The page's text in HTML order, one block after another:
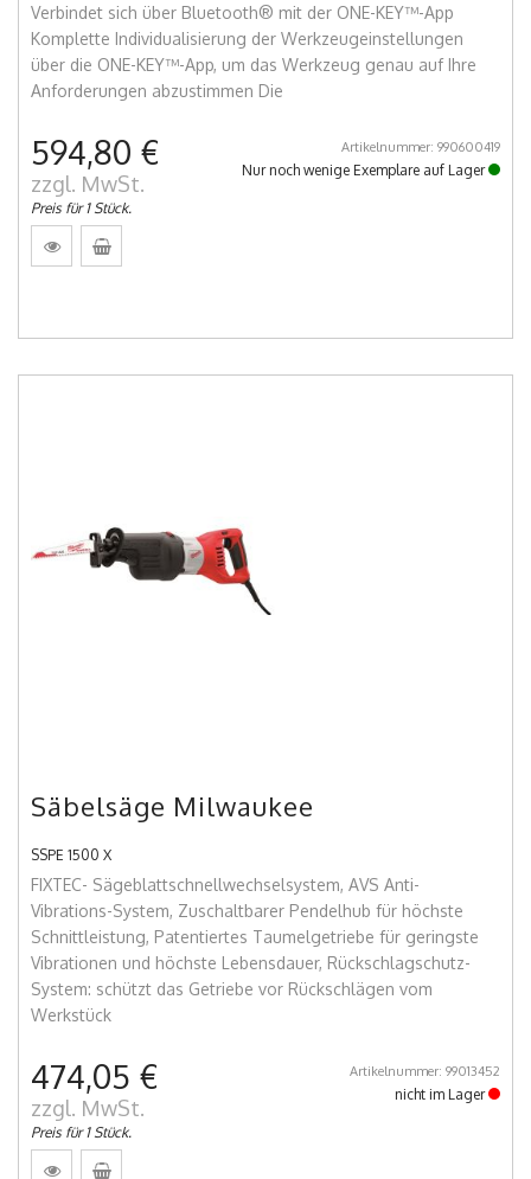
Verbindet sich über Bluetooth® mit der ONE-KEY™-App
Komplette Individualisierung der Werkzeugeinstellungen
über die ONE-KEY™-App, um das Werkzeug genau auf Ihre
Anforderungen abzustimmen Die
594,80 €
zzgl. MwSt.
Preis für 1 Stück.
Artikelnummer: 990600419
Nur noch wenige Exemplare auf Lager
Säbelsäge Milwaukee
SSPE 1500 X
FIXTEC- Sägeblattschnellwechselsystem, AVS Anti-
Vibrations-System, Zuschaltbarer Pendelhub für höchste
Schnittleistung, Patentiertes Taumelgetriebe für geringste
Vibrationen und höchste Lebensdauer, Rückschlagschutz-
System: schützt das Getriebe vor Rückschlägen vom
Werkstück
474,05 €
zzgl. MwSt.
Preis für 1 Stück.
Artikelnummer: 99013452
nicht im Lager